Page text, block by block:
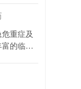
重症及
的临床